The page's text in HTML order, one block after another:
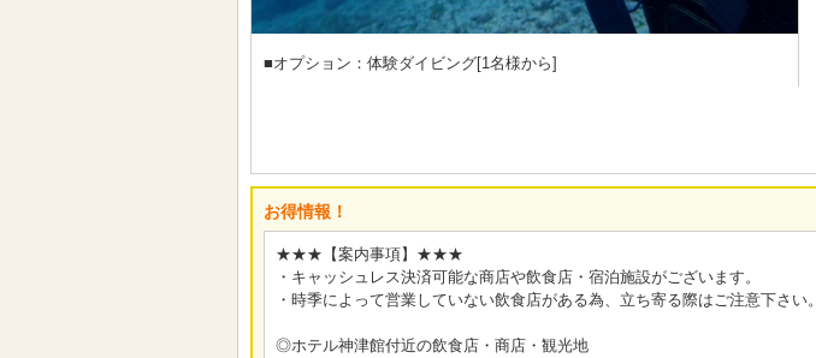
■オプション：体験ダイビング[1名様から]
お得情報！
★★★【案内事項】★★★
・キャッシュレス決済可能な商店や飲食店・宿泊施設がございます。
・時季によって営業していない飲食店がある為、立ち寄る際はご注意下さい。
◎ホテル神津館付近の飲食店・商店・観光地